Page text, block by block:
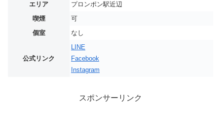
エリア
プロンポン駅近辺
喫煙
可
個室
なし
公式リンク
LINE
Facebook
Instagram
スポンサーリンク